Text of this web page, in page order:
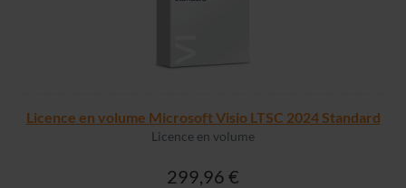
Licence en volume Microsoft Visio LTSC 2024 Standard
Licence en volume
299,96 €